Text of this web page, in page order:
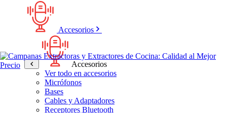
Accesorios
Accesorios
Ver todo en accesorios
Micrófonos
Bases
Cables y Adaptadores
Receptores Bluetooth